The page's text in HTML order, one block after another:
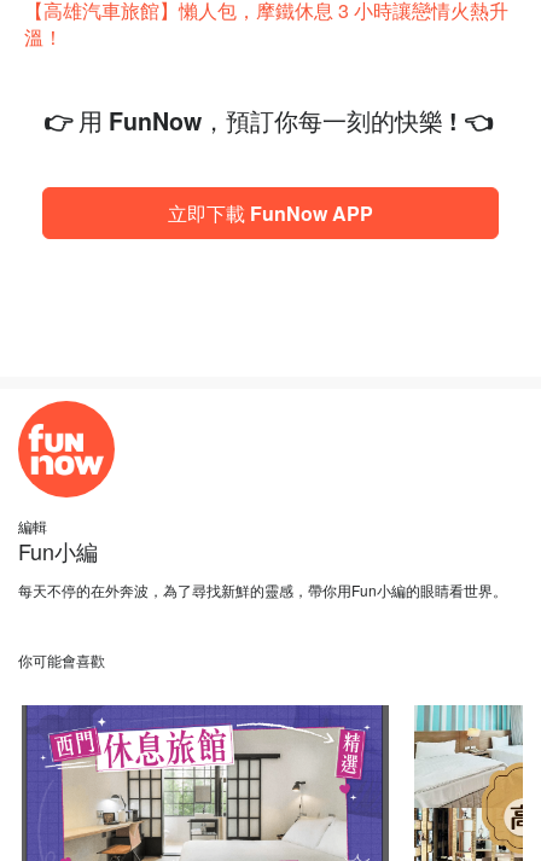
【高雄汽車旅館】懶人包，摩鐵休息 3 小時讓戀情火熱升
溫！
👉 用 FunNow，預訂你每一刻的快樂 ! 👈
立即下載 FunNow APP
編輯
Fun小編
每天不停的在外奔波，為了尋找新鮮的靈感，帶你用Fun小編的眼睛看世界。
你可能會喜歡